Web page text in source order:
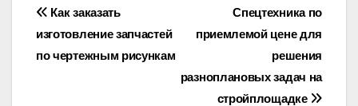
Навигация
по
Спецтехника по
приемлемой цене для
решения
разноплановых задач на
стройплощадке
Как заказать
изготовление запчастей
по чертежным рисункам